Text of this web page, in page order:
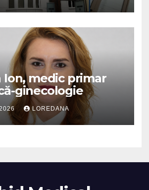
Ion, medic primar
ginecologie
LOREDANA